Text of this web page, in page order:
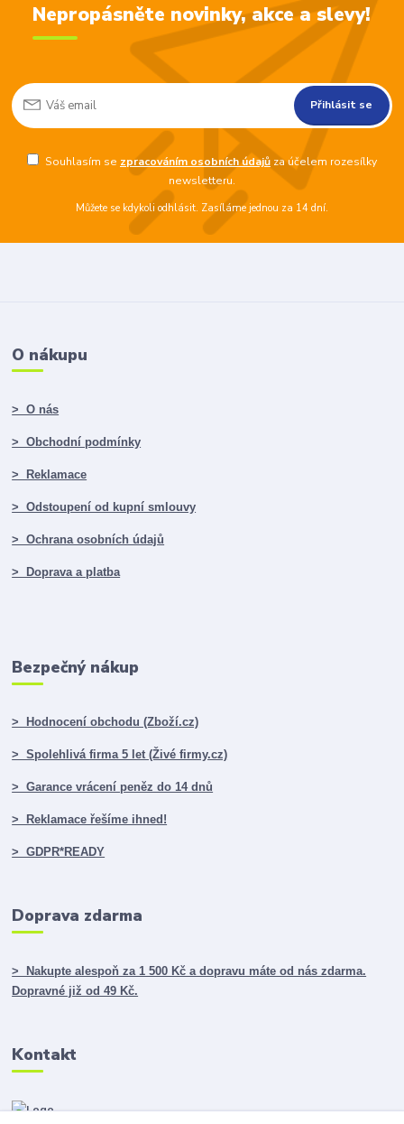
Nepropásněte novinky, akce a slevy!
Přihlásit se
Souhlasím se zpracováním osobních údajůza účelem rozesílky
newsletteru.
Můžete se kdykoli odhlásit. Zasíláme jednou za 14 dní.
O nákupu
> O nás
> Obchodní podmínky
> Reklamace
> Odstoupení od kupní smlouvy
> Ochrana osobních údajů
> Doprava a platba
Bezpečný nákup
> Hodnocení obchodu (Zboží.cz)
> Spolehlivá firma 5 let (Živé firmy.cz)
> Garance vrácení peněz do 14 dnů
> Reklamace řešíme ihned!
> GDPR*READY
Doprava zdarma
> Nakupte alespoň za 1 500 Kč a dopravu máte od nás zdarma.
Dopravné již od 49 Kč.
Kontakt